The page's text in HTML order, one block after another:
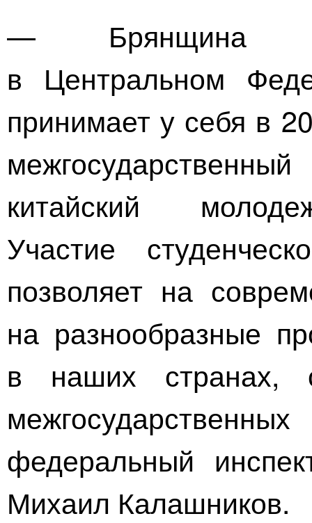
— Брянщина
в Центральном
принимает у себя в
китайский
Участие
позволяет на
на разнообразные
в наших странах,
федеральный
Михаил Калашников.